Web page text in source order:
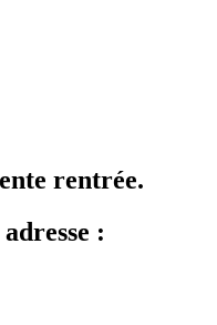
rentrée.
: